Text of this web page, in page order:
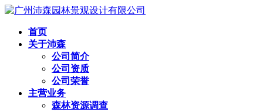
首页
关于沛森
公司简介
公司资质
公司荣誉
主营业务
森林资源调查